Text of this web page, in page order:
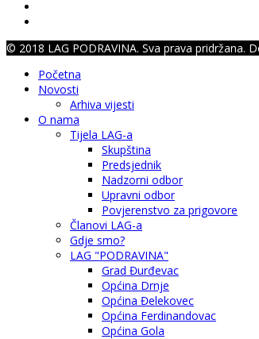
© 2018 LAG PODRAVINA. Sva prava pridržana.
Početna
Novosti
Arhiva vijesti
O nama
Tijela LAG-a
Skupština
Predsjednik
Nadzorni odbor
Upravni odbor
Povjerenstvo za prigovore
Članovi LAG-a
Gdje smo?
LAG "PODRAVINA"
Grad Đurđevac
Općina Drnje
Općina Đelekovec
Općina Ferdinandovac
Općina Gola